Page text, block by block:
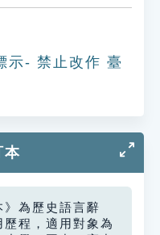
示- 禁止改作 臺
本
》為歷史語言辭
程，適用對象為